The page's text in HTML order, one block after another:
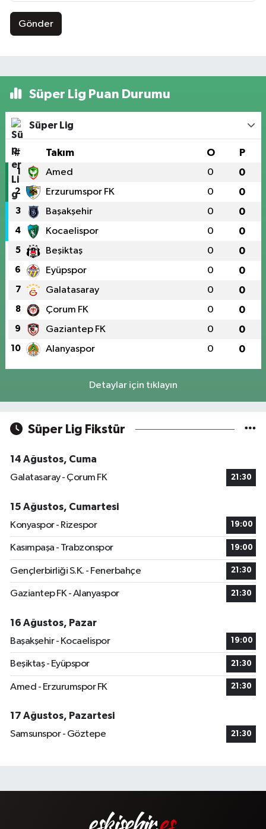
Gönder
Süper Lig Puan Durumu
Süper Lig
# Takım O P
1 Amed 0 0
2 Erzurumspor FK 0 0
3 Başakşehir 0 0
4 Kocaelispor 0 0
5 Beşiktaş 0 0
6 Eyüpspor 0 0
7 Galatasaray 0 0
8 Çorum FK 0 0
9 Gaziantep FK 0 0
10 Alanyaspor 0 0
Detaylar için tıklayın
Süper Lig Fikstür
14 Ağustos, Cuma
Galatasaray - Çorum FK
21:30
15 Ağustos, Cumartesi
Konyaspor - Rizespor
19:00
Kasımpaşa - Trabzonspor 19:00
Gençlerbirliği S.K. - Fenerbahçe 21:30
Gaziantep FK - Alanyaspor 21:30
16 Ağustos, Pazar
Başakşehir - Kocaelispor
19:00
Beşiktaş - Eyüpspor 21:30
Amed - Erzurumspor FK 21:30
17 Ağustos, Pazartesi
Samsunspor - Göztepe
21:30